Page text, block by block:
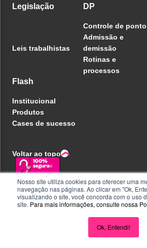
Nosso site utiliza cookies para oferecer uma
navegação nas páginas. Ao clicar em "Ok,
visualizando o site, você concorda com o uso
site. Para mais informações, consulte nossa
Ok, Entendi!
Legislação
Leis trabalhistas
DP
Controle de ponto
Admissão e
demissão
Rotinas e
processos
Flash
Institucional
Produtos
Cases de sucesso
Voltar ao topo
Política de privacidade
Central de ajuda
Liberdade e Privacidade